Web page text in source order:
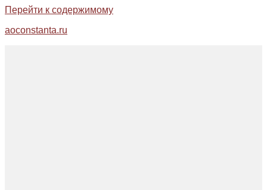
Перейти к содержимому
aoconstanta.ru